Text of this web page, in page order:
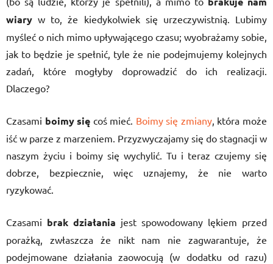
wiary w to, że kiedykolwiek się urzeczywistnią. Lubimy
myśleć o nich mimo upływającego czasu; wyobrażamy sobie,
jak to będzie je spełnić, tyle że nie podejmujemy kolejnych
zadań, które mogłyby doprowadzić do ich realizacji.
Dlaczego?
Czasami boimy się coś mieć. Boimy się zmiany, która może
iść w parze z marzeniem. Przyzwyczajamy się do stagnacji w
naszym życiu i boimy się wychylić. Tu i teraz czujemy się
dobrze, bezpiecznie, więc uznajemy, że nie warto
ryzykować.
Czasami brak działania jest spowodowany lękiem przed
porażką, zwłaszcza że nikt nam nie zagwarantuje, że
podejmowane działania zaowocują (w dodatku od razu)